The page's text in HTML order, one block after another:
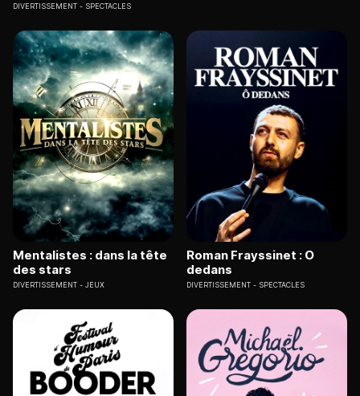
DIVERTISSEMENT SPECTACLES
Mentalistes : dans la tête
des stars
DIVERTISSEMENT JEUX
Roman Frayssinet : O
dedans
DIVERTISSEMENT SPECTACLES